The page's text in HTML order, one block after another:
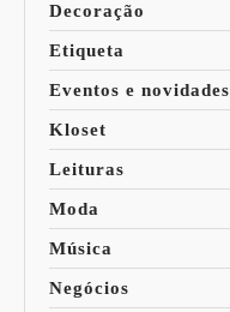
Decoração
Etiqueta
Eventos e novidades
Kloset
Leituras
Moda
Música
Negócios